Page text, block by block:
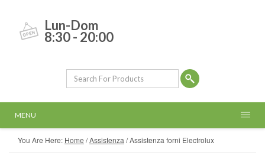
Lun-Dom
8:30 - 20:00
MENU
You Are Here: Home /Assistenza /Assistenza forni Electrolux